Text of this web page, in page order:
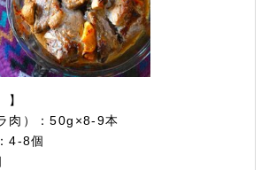
】
肉）：50g×8-9本
4-8個